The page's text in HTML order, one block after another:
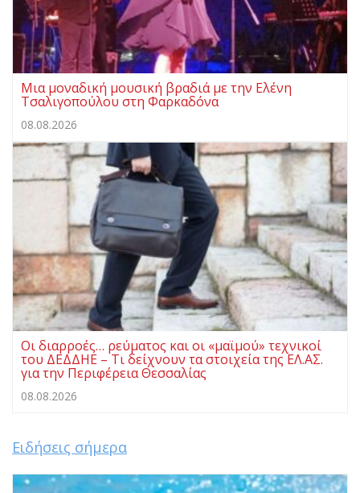
Μια μοναδική μουσική βραδιά με την Ελένη
Τσαλιγοπούλου στη Φαρκαδόνα
08.08.2026
Οι διαρροές… ρεύματος και οι «μαϊμού» τεχνικοί
του ΔΕΔΔΗΕ – Τι δείχνουν τα στοιχεία της ΕΛ.ΑΣ.
για την Περιφέρεια Θεσσαλίας
08.08.2026
Ειδήσεις σήμερα